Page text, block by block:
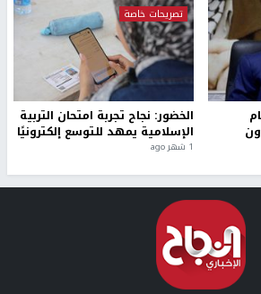
تصريحات خاصة
الخضور: نجاح تجربة امتحان التربية
الإسلامية يمهد للتوسع إلكترونيًا
1 شهر ago